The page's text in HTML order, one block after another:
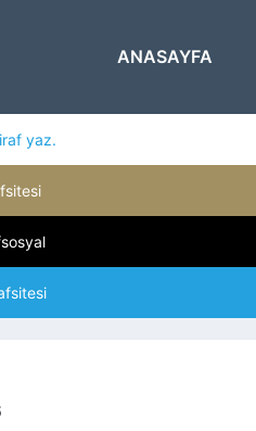
ANASAYFA
yaz.